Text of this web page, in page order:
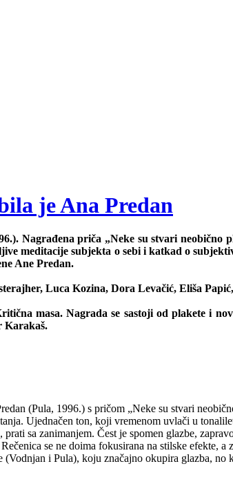
je Ana Predan
Nagrađena priča „Neke su stvari neobično
meditacije subjekta o sebi i katkad o
Ane Predan.
Luca Kozina, Dora Levačić, Eliša
masa. Nagrada se sastoji od plakete i
Karakaš.
(Pula, 1996.) s pričom „Neke su stvari
Ujednačen ton, koji vremenom uvlači u
sa zanimanjem. Čest je spomen glazbe,
se ne doima fokusirana na stilske efekte,
i Pula), koju značajno okupira glazba,